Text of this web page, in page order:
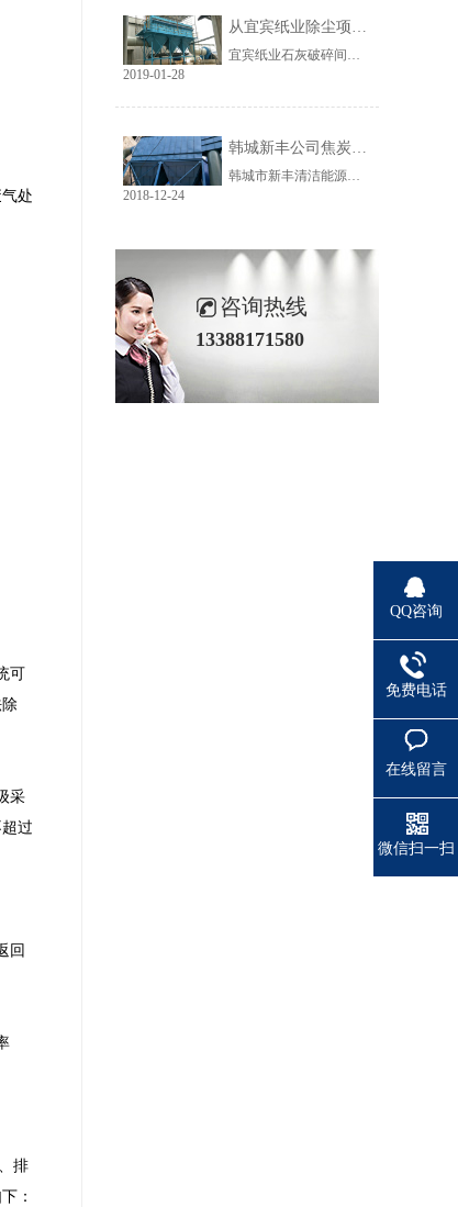
处
可
采
过
回
排
：
从宜宾纸业除尘项目成功范例看低成本环保
宜宾纸业石灰破碎间除尘工程于近期完工，在不足30立方的空间内集成了超过三个篮球场大小的过滤面积，处理风量达每小时7万立方，实现了小体积除尘器处理大风量，开启低成本环保的时代，给处在环保高压政策下不堪重负的企业主们带来福音......
2019-01-28
韩城新丰公司焦炭输送线除尘工程完美收官
韩城市新丰清洁能源科技有限公司隶属于上市公司黑猫焦化，焦炭输送线除尘系统于近期完美收官。该输送线共计500多米长，通过布置在高空走廊里的输送皮带连接为一条完整的生产线，过程分为投料、破碎、筛分、传送等工艺。整条输送线分四个转运站、两条分流线，将制备好的焦炭送入煤气生产工段。各个工艺阶段均有大量焦炭粉尘产生，这不仅严重影响现场职业卫生，而且因产尘点高，污染面覆盖范围广。
2018-12-24
咨询热线
13388171580
QQ咨询
免费电话
在线留言
微信扫一扫